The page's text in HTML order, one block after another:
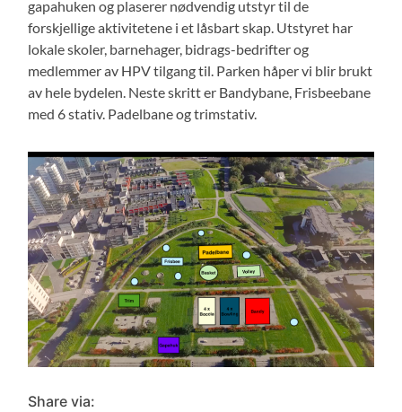
gapahuken og plaserer nødvendig utstyr til de
forskjellige aktivitetene i et låsbart skap. Utstyret har
lokale skoler, barnehager, bidrags-bedrifter og
medlemmer av HPV tilgang til. Parken håper vi blir brukt
av hele bydelen. Neste skritt er Bandybane, Frisbeebane
med 6 stativ. Padelbane og trimstativ.
Share via: